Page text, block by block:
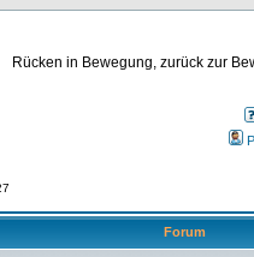
Rücken in Bewegung, zurück zur
Forum